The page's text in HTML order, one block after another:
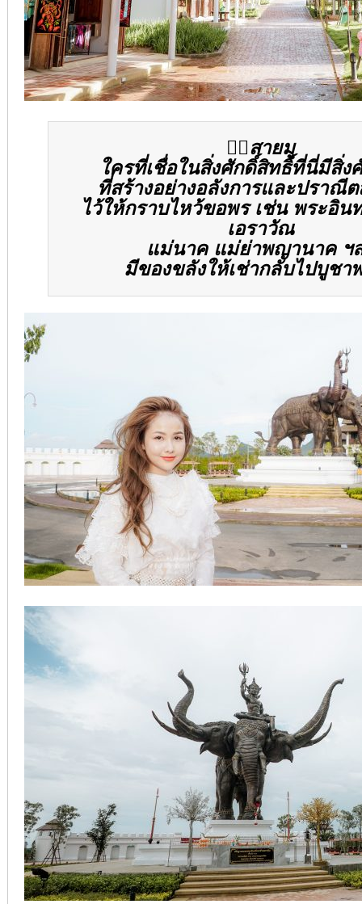
👍🏻สายมู
ใครที่เชื่อในสิ่งศักดิ์สิทธิ์ที่นี่มีสิ่ง
ที่สร้างอย่างอลังการและปราณี
ไว้ให้กราบไหว้ขอพร เช่น พระอิน
เอราวัณ
แม่นาค แม่ย่าพญานาค ฯ
มีของขลังให้เช่ากลับไปบูชา